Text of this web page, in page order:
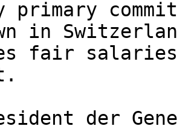
primary
in
fair
der